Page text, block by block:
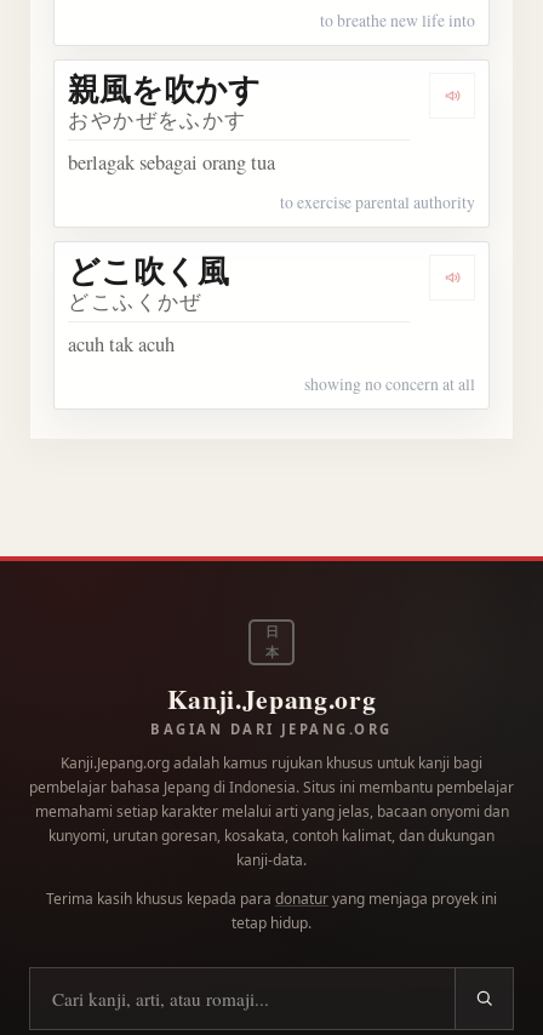
to breathe new life into
親風を吹かす
おやかぜをふかす
berlagak sebagai orang tua
to exercise parental authority
どこ吹く風
どこふくかぜ
acuh tak acuh
showing no concern at all
日
本
Kanji.Jepang.org
BAGIAN DARI JEPANG.ORG
Kanji.Jepang.org adalah kamus rujukan khusus untuk kanji bagi
pembelajar bahasa Jepang di Indonesia. Situs ini membantu pembelajar
memahami setiap karakter melalui arti yang jelas, bacaan onyomi dan
kunyomi, urutan goresan, kosakata, contoh kalimat, dan dukungan
kanji-data.
Terima kasih khusus kepada para donaturyang menjaga proyek ini
tetap hidup.
Cari kanji